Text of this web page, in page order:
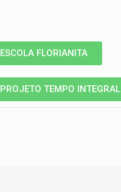
ESCOLA FLORIANITA
PROJETO TEMPO INTEGRAL